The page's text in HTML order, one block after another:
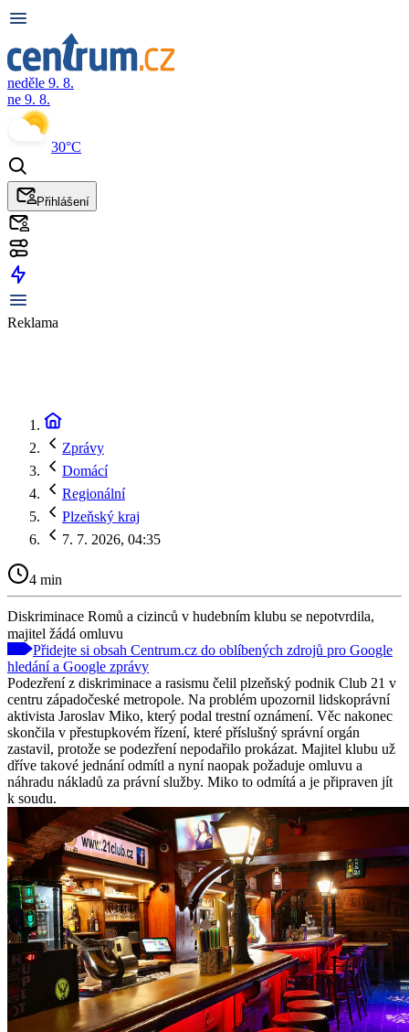
neděle 9. 8.
ne 9. 8.
30°C
Přihlášení
Reklama
Zprávy
Domácí
Regionální
Plzeňský kraj
7. 7. 2026, 04:35
4 min
Diskriminace Romů a cizinců v hudebním klubu se nepotvrdila,
majitel žádá omluvu
Přidejte si obsah Centrum.cz do oblíbených zdrojů pro Google
hledání a Google zprávy
Podezření z diskriminace a rasismu čelil plzeňský podnik Club 21 v
centru západočeské metropole. Na problém upozornil lidskoprávní
aktivista Jaroslav Miko, který podal trestní oznámení. Věc nakonec
skončila v přestupkovém řízení, které příslušný správní orgán
zastavil, protože se podezření nepodařilo prokázat. Majitel klubu už
dříve takové jednání odmítl a nyní naopak požaduje omluvu a
náhradu nákladů za právní služby. Miko to odmítá a je připraven jít
k soudu.